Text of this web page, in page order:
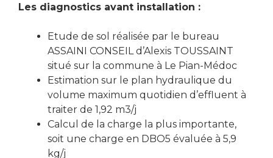
Les diagnostics avant installation :
Etude de sol réalisée par le bureau
ASSAINI CONSEIL d’Alexis TOUSSAINT
situé sur la commune à Le Pian-Médoc
Estimation sur le plan hydraulique du
volume maximum quotidien d’effluent à
traiter de 1,92 m3/j
Calcul de la charge la plus importante,
soit une charge en DBO5 évaluée à 5,9
kg/j